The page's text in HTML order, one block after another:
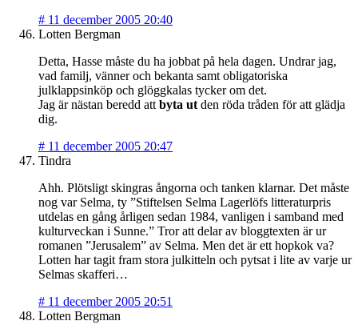
# 11 december 2005 20:40
Lotten Bergman
Detta, Hasse måste du ha jobbat på hela dagen. Undrar jag,
vad familj, vänner och bekanta samt obligatoriska
julklappsinköp och glöggkalas tycker om det.
Jag är nästan beredd att byta ut den röda tråden för att glädja
dig.
# 11 december 2005 20:47
Tindra
Ahh. Plötsligt skingras ångorna och tanken klarnar. Det måste
nog var Selma, ty ”Stiftelsen Selma Lagerlöfs litteraturpris
utdelas en gång årligen sedan 1984, vanligen i samband med
kulturveckan i Sunne.” Tror att delar av bloggtexten är ur
romanen ”Jerusalem” av Selma. Men det är ett hopkok va?
Lotten har tagit fram stora julkitteln och pytsat i lite av varje ur
Selmas skafferi…
# 11 december 2005 20:51
Lotten Bergman